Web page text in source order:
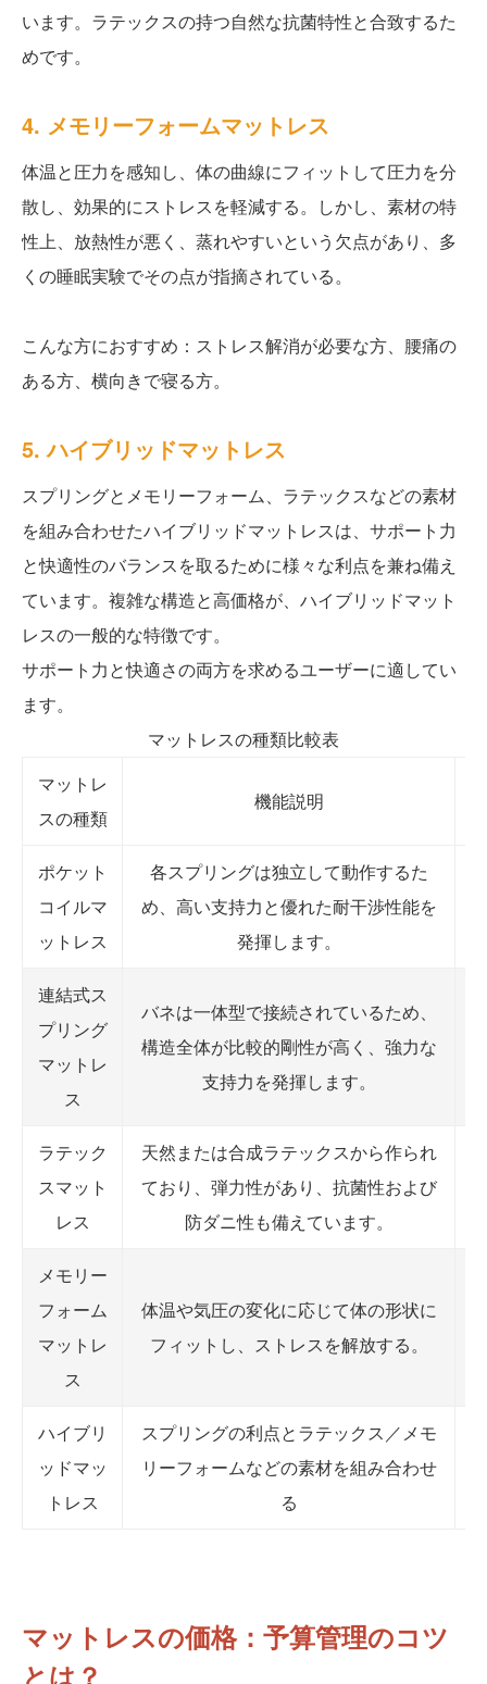
います。ラテックスの持つ自然な抗菌特性と合致するた
めです。
4. メモリーフォームマットレス
体温と圧力を感知し、体の曲線にフィットして圧力を分
散し、効果的にストレスを軽減する。しかし、素材の特
性上、放熱性が悪く、蒸れやすいという欠点があり、多
くの睡眠実験でその点が指摘されている。
こんな方におすすめ：ストレス解消が必要な方、腰痛の
ある方、横向きで寝る方。
5. ハイブリッドマットレス
スプリングとメモリーフォーム、ラテックスなどの素材
を組み合わせたハイブリッドマットレスは、サポート力
と快適性のバランスを取るために様々な利点を兼ね備え
ています。複雑な構造と高価格が、ハイブリッドマット
レスの一般的な特徴です。
サポート力と快適さの両方を求めるユーザーに適してい
ます。
マットレスの種類比較表
マットレ
スの種類
機能説明
ポケット
コイルマ
ットレス
各スプリングは独立して動作するた
め、高い支持力と優れた耐干渉性能を
発揮します。
連結式ス
プリング
マットレ
ス
バネは一体型で接続されているため、
構造全体が比較的剛性が高く、強力な
支持力を発揮します。
ラテック
スマット
レス
天然または合成ラテックスから作られ
ており、弾力性があり、抗菌性および
防ダニ性も備えています。
メモリー
フォーム
マットレ
ス
体温や気圧の変化に応じて体の形状に
フィットし、ストレスを解放する。
ハイブリ
ッドマッ
トレス
スプリングの利点とラテックス／メモ
リーフォームなどの素材を組み合わせ
る
マットレスの価格：予算管理のコツ
とは？